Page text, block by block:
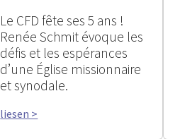
Le CFD fête ses 5 ans !
Renée Schmit évoque les
défis et les espérances
d’une Église missionnaire
et synodale.
liesen >